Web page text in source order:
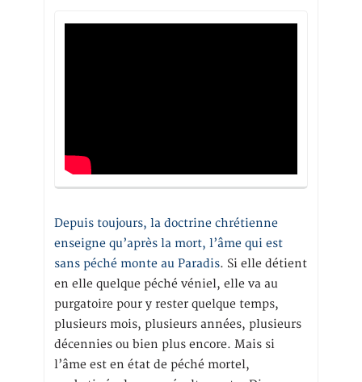
Depuis toujours, la doctrine chrétienne
enseigne qu’après la mort, l’âme qui est
sans péché monte au Paradis. Si elle détient
en elle quelque péché véniel, elle va au
purgatoire pour y rester quelque temps,
plusieurs mois, plusieurs années, plusieurs
décennies ou bien plus encore. Mais si
l’âme est en état de péché mortel,